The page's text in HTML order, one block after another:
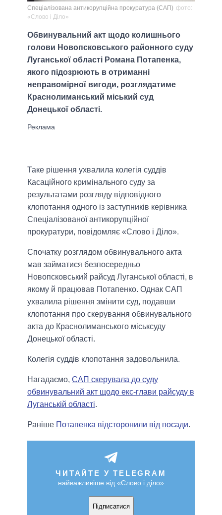
Спеціалізована антикорупційна прокуратура (САП) фото:
«Слово і Діло»
Обвинувальний акт щодо колишнього
голови Новопсковського районного суду
Луганської області Романа Потапенка,
якого підозрюють в отриманні
неправомірної вигоди, розглядатиме
Краснолиманський міський суд
Донецької області.
Таке рішення ухвалила колегія суддів
Касаційного кримінального суду за
результатами розгляду відповідного
клопотання одного із заступників керівника
Спеціалізованої антикорупційної
прокуратури, повідомляє «Слово і Діло».
Спочатку розглядом обвинувального акта
мав займатися безпосередньо
Новопсковський райсуд Луганської області, в
якому й працював Потапенко. Однак САП
ухвалила рішення змінити суд, подавши
клопотання про скерування обвинувального
акта до Краснолиманського міськсуду
Донецької області.
Колегія суддів клопотання задовольнила.
Нагадаємо, САП скерувала до суду
обвинувальний акт щодо екс-глави райсуду в
Луганській області.
Раніше Потапенка відсторонили від посади.
ЧИТАЙТЕ У TELEGRAM
найважливіше від «Слово і діло»
Підписатися